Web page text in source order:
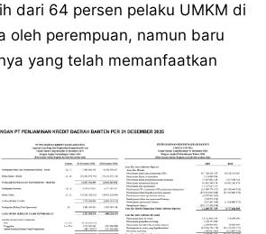
dari 64 persen pelaku UMKM di
oleh perempuan, namun baru
yang telah memanfaatkan